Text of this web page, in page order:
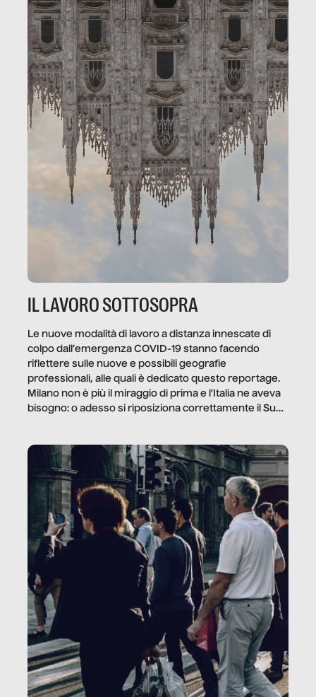
IL LAVORO SOTTOSOPRA
Le nuove modalità di lavoro a distanza innescate di
colpo dall’emergenza COVID-19 stanno facendo
riflettere sulle nuove e possibili geografie
professionali, alle quali è dedicato questo reportage.
Milano non è più il miraggio di prima e l’Italia ne aveva
bisogno: o adesso si riposiziona correttamente il Sud